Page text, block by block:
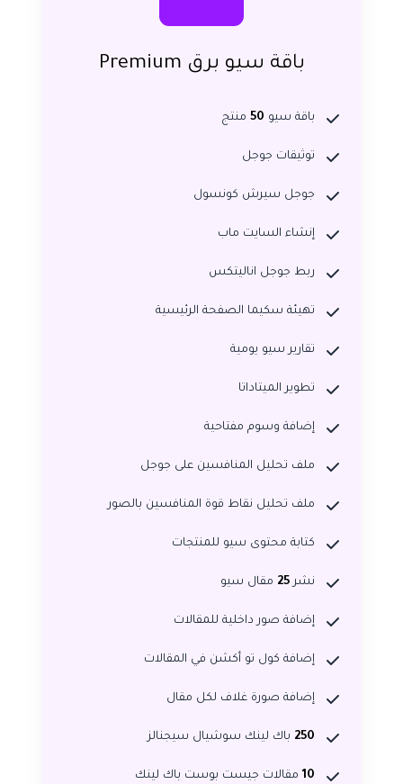
باقة سيو برق Premium
باقة سيو 50 منتج
توثيقات جوجل
جوجل سيرش كونسول
إنشاء السايت ماب
ربط جوجل اناليتكس
تهيئة سكيما الصفحة الرئيسية
تقارير سيو يومية
تطوير الميتاداتا
إضافة وسوم مفتاحية
ملف تحليل المنافسين على جوجل
ملف تحليل نقاط قوة المنافسين بالصور
كتابة محتوى سيو للمنتجات
نشر25 مقال سيو
إضافة صور داخلية للمقالات
إضافة كول تو أكشن في المقالات
إضافة صورة غلاف لكل مقال
250 باك لينك سوشيال سيجنالز
10 مقالات جيست بوست باك لينك